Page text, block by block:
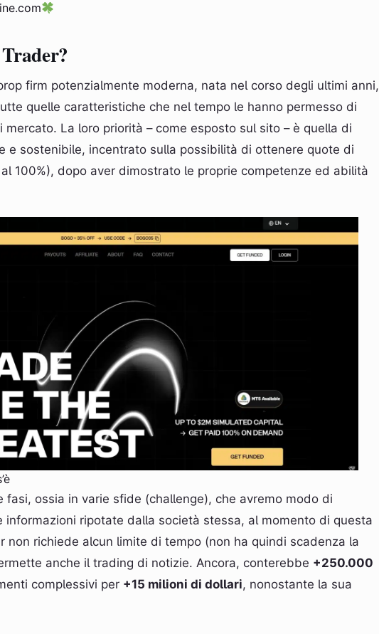
firm potenzialmente moderna, nata nel corso degli ultimi anni,
quelle caratteristiche che nel tempo le hanno permesso di
La loro priorità – come esposto sul sito – è quella di
e sostenibile, incentrato sulla possibilità di ottenere quote di
100%), dopo aver dimostrato le proprie competenze ed abilità
ossia in varie sfide (challenge), che avremo modo di
informazioni ripotate dalla società stessa, al momento di questa
non richiede alcun limite di tempo (non ha quindi scadenza la
anche il trading di notizie. Ancora, conterebbe +250.000
complessivi per +15 milioni di dollari, nonostante la sua